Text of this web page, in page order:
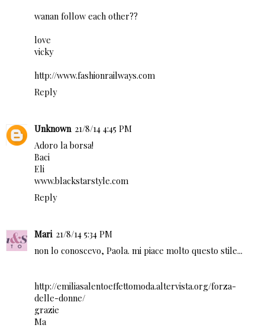
wanan follow each other??
love
vicky
http://www.fashionrailways.com
Reply
Unknown 21/8/14 4:45 PM
Adoro la borsa!
Baci
Eli
www.blackstarstyle.com
Reply
Mari 21/8/14 5:34 PM
non lo conoscevo, Paola. mi piace molto questo stile...
http://emiliasalentoeffettomoda.altervista.org/forza-
delle-donne/
grazie
Ma